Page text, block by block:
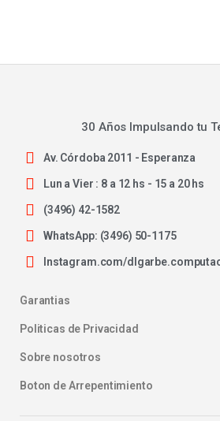
30 Años Impulsando tu
Av. Córdoba 2011 - Esperanza
Lun a Vier : 8 a 12 hs - 15 a 20 hs
(3496) 42-1582
WhatsApp: (3496) 50-1175
Instagram.com/
Garantias
Politicas de Privacidad
Sobre nosotros
Boton de Arrepentimiento